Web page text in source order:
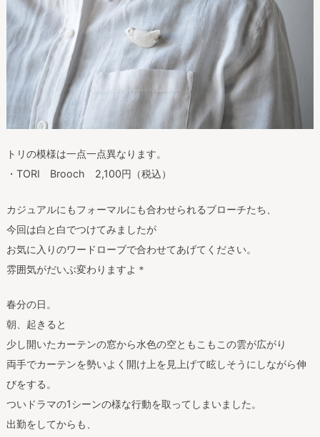
トリの模様は一点一点異なります。
・TORI Brooch 2,100円（税込）
カジュアルにもフォーマルにも合わせられるブローチたち、
今回は白と白でつけてみましたが
お気に入りのワードローブで合わせてあげてください。
雰囲気がだいぶ変わりますよ＊
春分の日。
朝、起きると
少し開いたカーテンの窓から水色の空ともこもこの雲が広がり
両手でカーテンを勢いよく開け上を見上げて眩しそうにしながら伸
びをする。
ついドラマの1シーンの様な行動を取ってしまいました。
出勤をしてからも、